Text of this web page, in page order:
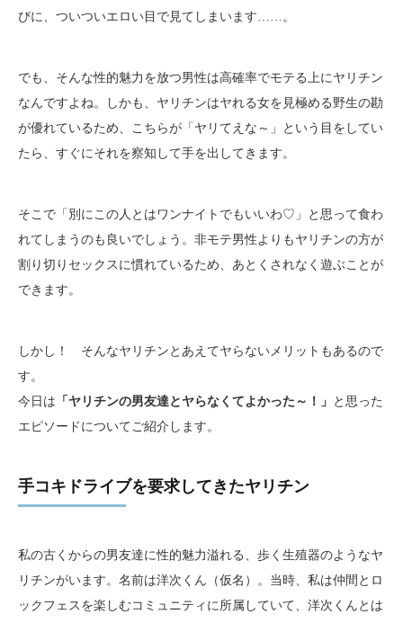
びに、ついついエロい目で見てしまいます……。
でも、そんな性的魅力を放つ男性は高確率でモテる上にヤリチン
なんですよね。しかも、ヤリチンはヤれる女を見極める野生の勘
が優れているため、こちらが「ヤリてえな～」という目をしてい
たら、すぐにそれを察知して手を出してきます。
そこで「別にこの人とはワンナイトでもいいわ♡」と思って食わ
れてしまうのも良いでしょう。非モテ男性よりもヤリチンの方が
割り切りセックスに慣れているため、あとくされなく遊ぶことが
できます。
しかし！ そんなヤリチンとあえてヤらないメリットもあるので
す。
今日は 「ヤリチンの男友達とヤらなくてよかった～！」 と思った
エピソードについてご紹介します。
手コキドライブを要求してきたヤリチン
私の古くからの男友達に性的魅力溢れる、歩く生殖器のようなヤ
リチンがいます。名前は洋次くん（仮名）。当時、私は仲間とロ
ックフェスを楽しむコミュニティに所属していて、洋次くんとは